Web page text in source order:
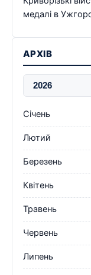
медалі в
АРХІВ
Січень
Лютий
Березень
Квітень
Травень
Червень
Липень